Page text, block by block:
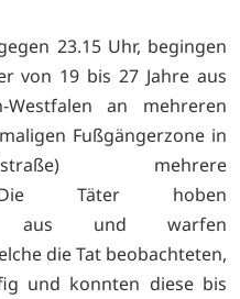
23.15 Uhr, begingen
von 19 bis 27 Jahre aus
an mehreren
Fußgängerzone in
mehrere
Die Täter hoben
aus und warfen
die Tat beobachteten,
und konnten diese bis